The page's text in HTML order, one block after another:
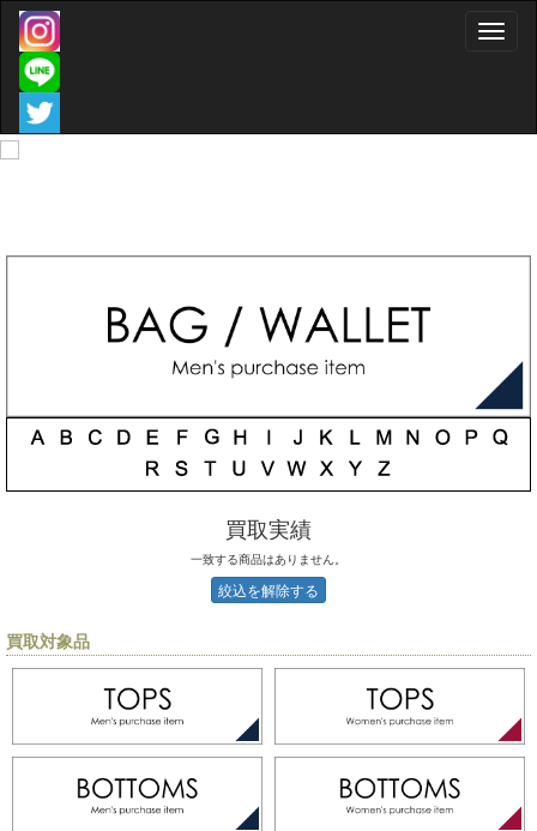
Toggle
買取実績
一致する商品はありません。
絞込を解除する
買取対象品